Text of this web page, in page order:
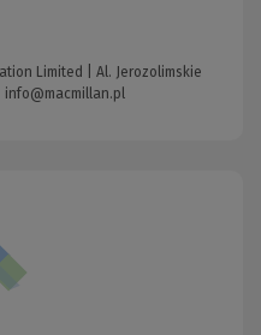
Limited | Al. Jerozolimskie
info@macmillan.pl